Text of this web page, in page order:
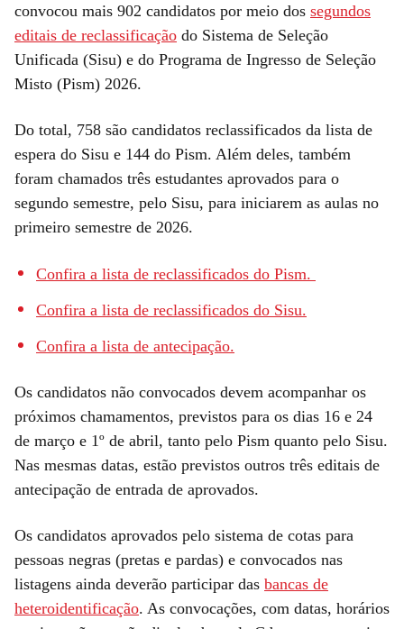
convocou mais 902 candidatos por meio dos segundos
editais de reclassificação do Sistema de Seleção
Unificada (Sisu) e do Programa de Ingresso de Seleção
Misto (Pism) 2026.
Do total, 758 são candidatos reclassificados da lista de
espera do Sisu e 144 do Pism. Além deles, também
foram chamados três estudantes aprovados para o
segundo semestre, pelo Sisu, para iniciarem as aulas no
primeiro semestre de 2026.
Confira a lista de reclassificados do Pism.
Confira a lista de reclassificados do Sisu.
Confira a lista de antecipação.
Os candidatos não convocados devem acompanhar os
próximos chamamentos, previstos para os dias 16 e 24
de março e 1º de abril, tanto pelo Pism quanto pelo Sisu.
Nas mesmas datas, estão previstos outros três editais de
antecipação de entrada de aprovados.
Os candidatos aprovados pelo sistema de cotas para
pessoas negras (pretas e pardas) e convocados nas
listagens ainda deverão participar das bancas de
heteroidentificação. As convocações, com datas, horários